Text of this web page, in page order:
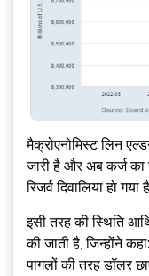
मैक्रोएनोमिस्ट लिन
जारी है और अब कर्ज का
रिजर्व दिवालिया हो
इसी तरह की स्थिति
की जाती है, जिन्होंने
पागलों की तरह डॉलर